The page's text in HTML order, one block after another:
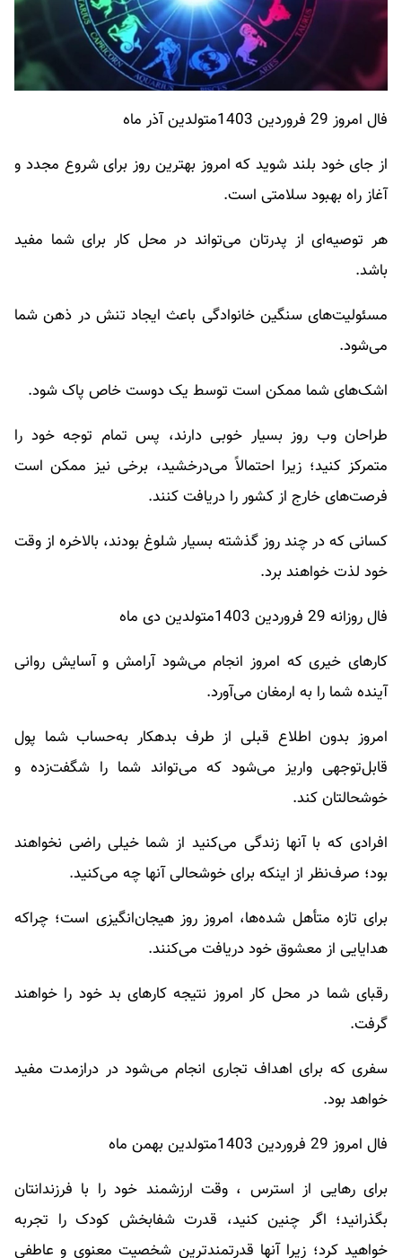
فال امروز 29 فروردین 1403متولدین آذر ماه
از جای خود بلند شوید که امروز بهترین روز برای شروع مجدد و
آغاز راه بهبود سلامتی است.
هر توصیه‌ای از پدرتان می‌تواند در محل کار برای شما مفید
باشد.
مسئولیت‌های سنگین خانوادگی باعث ایجاد تنش در ذهن شما
می‌شود.
اشک‌های شما ممکن است توسط یک دوست خاص پاک شود.
طراحان وب روز بسیار خوبی دارند، پس تمام توجه خود را
متمرکز کنید؛ زیرا احتمالاً می‌درخشید، برخی نیز ممکن است
فرصت‌های خارج از کشور را دریافت کنند.
کسانی که در چند روز گذشته بسیار شلوغ بودند، بالاخره از وقت
خود لذت خواهند برد.
فال روزانه 29 فروردین 1403متولدین دی ماه
کارهای خیری که امروز انجام می‌شود آرامش و آسایش روانی
آینده شما را به ارمغان می‌آورد.
امروز بدون اطلاع قبلی از طرف بدهکار به‌حساب شما پول
قابل‌توجهی واریز می‌شود که می‌تواند شما را شگفت‌زده و
خوشحالتان کند.
افرادی که با آنها زندگی می‌کنید از شما خیلی راضی نخواهند
بود؛ صرف‌نظر از اینکه برای خوشحالی آنها چه می‌کنید.
برای تازه متأهل شده‌ها، امروز روز هیجان‌انگیزی است؛ چراکه
هدایایی از معشوق خود دریافت می‌کنند.
رقبای شما در محل کار امروز نتیجه کارهای بد خود را خواهند
گرفت.
سفری که برای اهداف تجاری انجام می‌شود در درازمدت مفید
خواهد بود.
فال امروز 29 فروردین 1403متولدین بهمن ماه
برای رهایی از استرس ، وقت ارزشمند خود را با فرزندانتان
بگذرانید؛ اگر چنین کنید، قدرت شفابخش کودک را تجربه
خواهید کرد؛ زیرا آنها قدرتمندترین شخصیت معنوی و عاطفی